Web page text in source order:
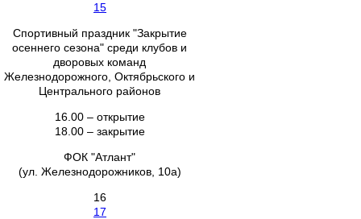
15
Спортивный праздник "Закрытие
осеннего сезона" среди клубов и
дворовых команд
Железнодорожного, Октябрьского и
Центрального районов
16.00 – открытие
18.00 – закрытие
ФОК "Атлант"
(ул. Железнодорожников, 10а)
16
17